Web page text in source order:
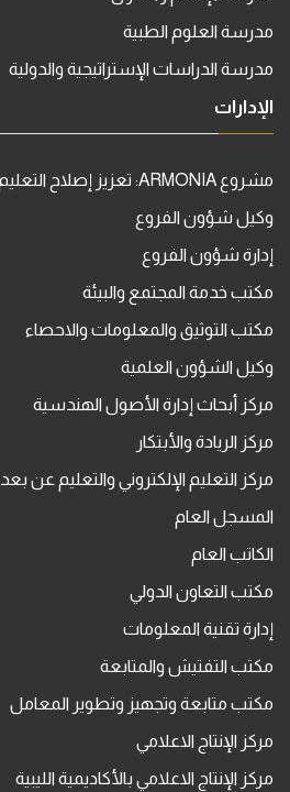
مدرسة العلوم الطبية
مدرسة الدراسات الإستراتيجية والدولية
الإدارات
مشروع ARMONIA: تعزيز إصلاح التعليم العالي في ليبيا
وكيل شؤون الفروع
إدارة شؤون الفروع
مكتب خدمة المجتمع والبيئة
مكتب التوثيق والمعلومات والاحصاء
وكيل الشؤون العلمية
مركز أبحاث إدارة الأصول الهندسية
مركز الريادة والأبتكار
مركز التعليم الإلكتروني والتعليم عن بعد
المسجل العام
الكاتب العام
مكتب التعاون الدولي
إدارة تقنية المعلومات
مكتب التفتيش والمتابعة
مكتب متابعة وتجهيز وتطوير المعامل
مركز الإنتاج الاعلامي
مركز الإنتاج الاعلامي بالأكاديمية الليبية